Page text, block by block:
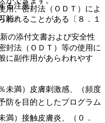
る注意）
封法（ＯＤＴ）等の使用に
に副作用があらわれやす
用、密封法（ＯＤＴ）によ
われることがある〔８．１
満）皮膚刺激感、（頻度
）接触皮膚炎、（０．
能！
の添付文書および安全性
防を目的としたプログラム